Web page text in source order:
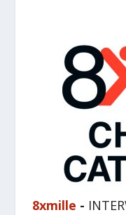
8xmille -